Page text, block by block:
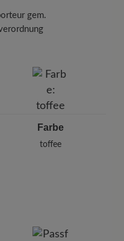
gem.
Bietigheim-Bissingen,
schuhe.de
Farbe
toffee